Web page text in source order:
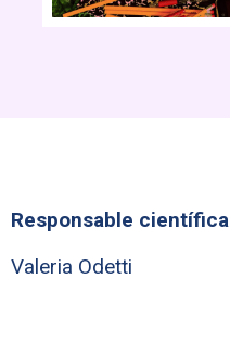
Responsable científica
Valeria Odetti